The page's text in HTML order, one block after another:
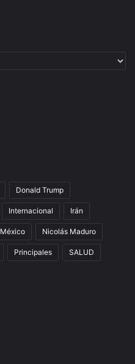
Donald Trump
Internacional Irán
México Nicolás Maduro
Principales SALUD